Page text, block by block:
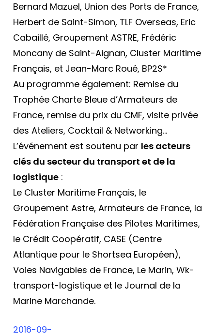
Bernard Mazuel, Union des Ports de France,
Herbert de Saint-Simon, TLF Overseas, Eric
Cabaillé, Groupement ASTRE, Frédéric
Moncany de Saint-Aignan, Cluster Maritime
Français, et Jean-Marc Roué, BP2S*
Au programme également: Remise du
Trophée Charte Bleue d’Armateurs de
France, remise du prix du CMF, visite privée
des Ateliers, Cocktail & Networking…
L’événement est soutenu par les acteurs
clés du secteur du transport et de la
logistique:
Le Cluster Maritime Français, le
Groupement Astre, Armateurs de France, la
Fédération Française des Pilotes Maritimes,
le Crédit Coopératif, CASE (Centre
Atlantique pour le Shortsea Européen),
Voies Navigables de France, Le Marin, Wk-
transport-logistique et le Journal de la
Marine Marchande.
2016-09-